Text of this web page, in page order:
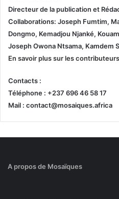
Directeur de la publication et
Collaborations: Joseph Fumtim,
Dongmo, Kemadjou Njanké,
Joseph Owona Ntsama, Kamdem
En savoir plus sur les contributeurs
Contacts :
Téléphone : +237 696 46 58 17
Mail : contact@mosaiques.africa
A propos de Mosaïques